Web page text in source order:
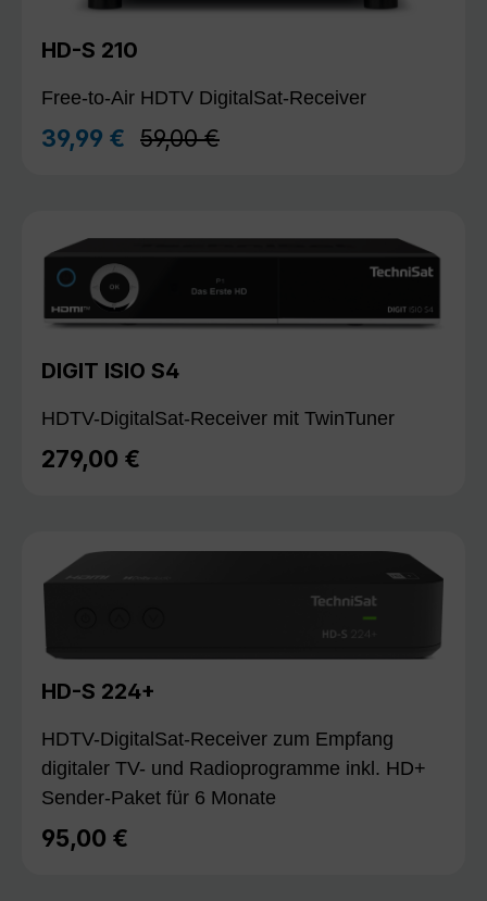
HD-S 210
Free-to-Air HDTV DigitalSat-Receiver
Verkaufspreis:
39,99 € Regulärer Preis:
59,00 €
DIGIT ISIO S4
HDTV-DigitalSat-Receiver mit TwinTuner
Regulärer Preis:
279,00 €
HD-S 224+
HDTV-DigitalSat-Receiver zum Empfang
digitaler TV- und Radioprogramme inkl. HD+
Sender-Paket für 6 Monate
Regulärer Preis:
95,00 €